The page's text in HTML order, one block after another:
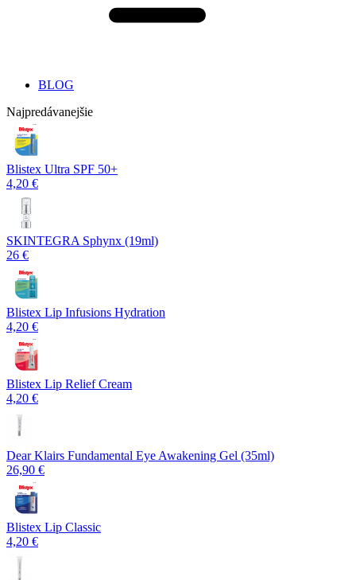
BLOG
Najpredávanejšie
Blistex Ultra SPF 50+
4,20 €
SKINTEGRA Sphynx (19ml)
26 €
Blistex Lip Infusions Hydration
4,20 €
Blistex Lip Relief Cream
4,20 €
Dear Klairs Fundamental Eye Awakening Gel (35ml)
26,90 €
Blistex Lip Classic
4,20 €